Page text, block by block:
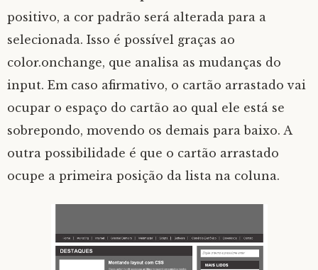
positivo, a cor padrão será alterada para a
selecionada. Isso é possível graças ao
color.onchange, que analisa as mudanças do
input. Em caso afirmativo, o cartão arrastado vai
ocupar o espaço do cartão ao qual ele está se
sobrepondo, movendo os demais para baixo. A
outra possibilidade é que o cartão arrastado
ocupe a primeira posição da lista na coluna.